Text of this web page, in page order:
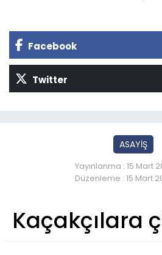
Facebook
Twitter
ASAYİŞ
Yayınlanma : 15 Mart
Düzenleme : 15 Mart
Kaçakçılara